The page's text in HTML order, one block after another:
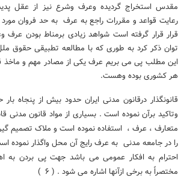
مقدس استخراج گردیده وعرف وشرع نیز از عقل
رعایت قواعد و مقررات راجع به عرف به حد فروان مورد
قرار قرار گرفته است شواهد زیادی برمناط بودن عرف
توان ذکر کرد به طوری که با مطالعه تطبیقی حقوق
این مطلب پی می بریم عرف یکی از مصادر مهم و ماخذ
هر کشوری بوده وهست.
قانونگذار درقانون مدنی ایران حدود بیش از پنجاه
وتاکید برآن نموده است . بسیاری از مواد قانون مدنی
متعارف ، عرف ، استفاده نموده است و ملاک تصمیم
را در جامعه مدنی به عرف رایج آن محل واگذار نموده
احترام به افکار عمومی می باشد جهت پی بردن
مختصراً به برخی ازآنها اشاره می شود . ( ۶ )